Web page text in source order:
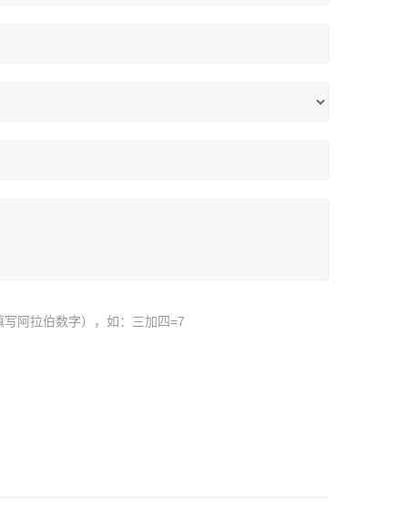
阿拉伯数字），如：三加四=7